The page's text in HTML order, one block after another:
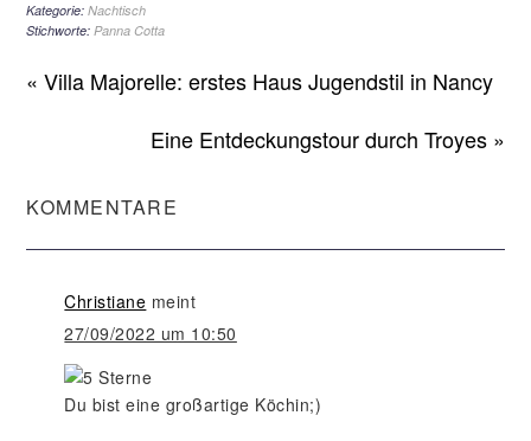
und Cumeo
Pfeffer
Kategorie:Nachtisch
Stichworte:Panna Cotta
« Villa Majorelle: erstes Haus Jugendstil in Nancy
Eine Entdeckungstour durch Troyes »
KOMMENTARE
Christiane meint
27/09/2022 um 10:50
Du bist eine großartige Köchin;)